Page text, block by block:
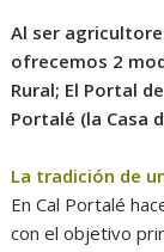
Al ser
ofrecemos 2
Rural; El Portal
Portalé (la Casa
La tradición de
En Cal Portalé
con el objetivo